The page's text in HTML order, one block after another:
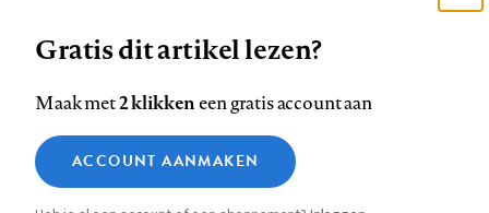
op
Facebook
op
LinkedIn
op
Bluesky
ons
op
InstagramYouTube
Footer
Contact Colofon Disclaimer Privacy
Medische vragen verdienen
betrouwbare antwoorden
Zie onze cookie policy
Analytische cookies
Gratis dit artikel lezen?
Maak met2 klikkeneen gratis account aan
ACCOUNT AANMAKEN